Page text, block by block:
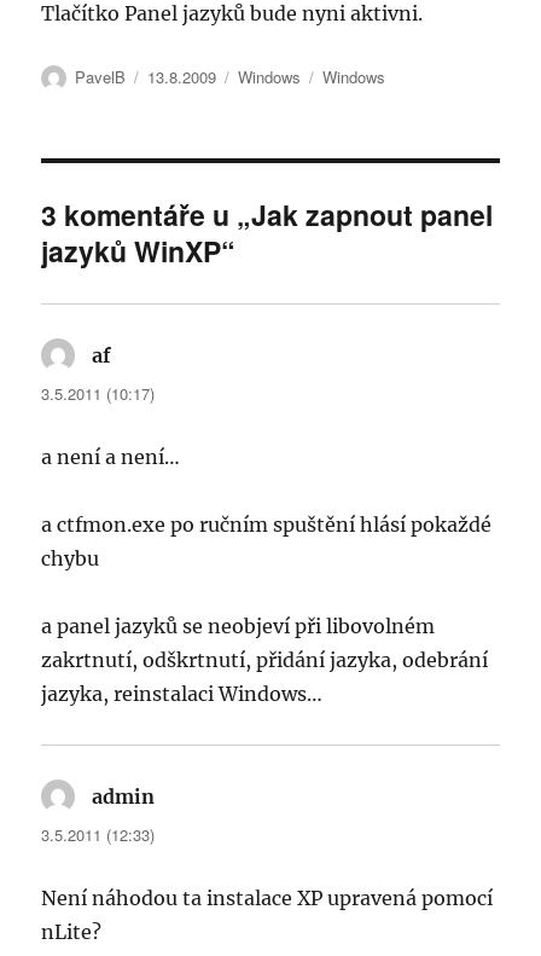
Tlačítko Panel jazyků bude nyni aktivni.
Autor:
PavelB Publikováno:
13.8.2009 Rubriky:
Windows Štítky:
Windows
3 komentáře u „Jak zapnout panel
jazyků WinXP“
af
3.5.2011 (10:17)
a není a není…
a ctfmon.exe po ručním spuštění hlásí pokaždé
chybu
a panel jazyků se neobjeví při libovolném
zakrtnutí, odškrtnutí, přidání jazyka, odebrání
jazyka, reinstalaci Windows…
admin
3.5.2011 (12:33)
Není náhodou ta instalace XP upravená pomocí
nLite?